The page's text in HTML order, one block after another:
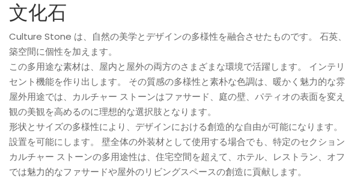
文化石
Culture Stone は、自然の美学とデザインの多様性を融合させたものです。 石英
築空間に個性を加えます。
この多用途な素材は、屋内と屋外の両方のさまざまな環境で活躍します。 インテ
セント機能を作り出します。 その質感の多様性と素朴な色調は、暖かく魅力的な
屋外用途では、カルチャー ストーンはファサード、庭の壁、パティオの表面を
観の美観を高めるのに理想的な選択肢となります。
形状とサイズの多様性により、デザインにおける創造的な自由が可能になります
設置を可能にします。 壁全体の外装材として使用する場合でも、特定のセクショ
カルチャー ストーンの多用途性は、住宅空間を超えて、ホテル、レストラン、
では魅力的なファサードや屋外のリビングスペースの創造に貢献します。